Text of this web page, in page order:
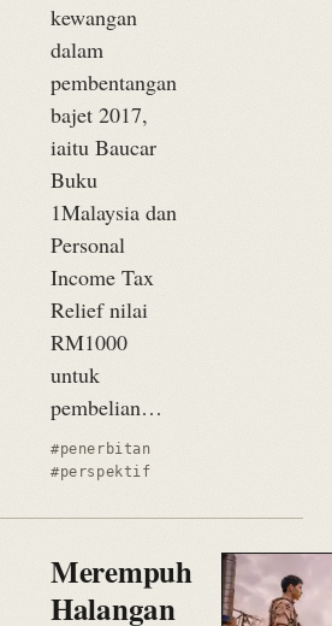
kewangan
dalam
pembentangan
bajet 2017,
iaitu Baucar
Buku
1Malaysia dan
Personal
Income Tax
Relief nilai
RM1000
untuk
pembelian…
#penerbitan
#perspektif
Merempuh
Halangan